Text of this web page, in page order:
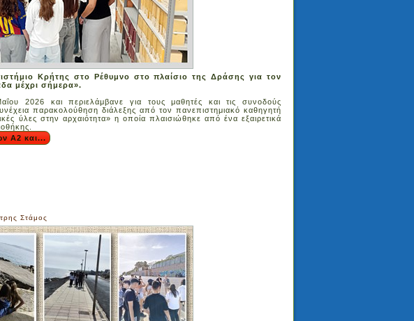
Κρήτης στο Ρέθυμνο στο πλαίσιο της Δράσης για τον
μέχρι σήμερα».
2026 και περιελάμβανε για τους μαθητές και τις συνοδούς
παρακολούθηση διάλεξης από τον πανεπιστημιακό καθηγητή
ύλες στην αρχαιότητα» η οποία πλαισιώθηκε από ένα εξαιρετικά
Α2 και...
Στάμος